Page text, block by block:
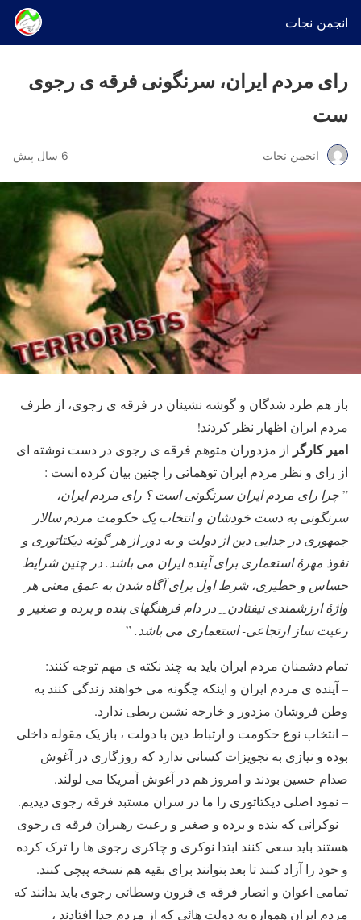
انجمن نجات
رای مردم ایران، سرنگونی فرقه ی رجوی
ست
انجمن نجات 6 سال پیش
باز هم طرد شدگان و گوشه نشینان در فرقه ی رجوی، از طرف
مردم ایران اظهار نظر کردند!
امیر کارگر از مزدوران متوهم فرقه ی رجوی در دست نوشته ای
از رای و نظر مردم ایران توهماتی را چنین بیان کرده است :
”چرا رای مردم ایران سرنگونی است ؟ رای مردم ایران،
سرنگونی به دست خودشان و انتخاب یک حکومت مردم سالار
جمهوری در جدایی دین از دولت و به دور از هر گونه دیکتاتوری و
نفوذ مهرۀ استعماری برای آینده ایران می باشد. در چنین شرایط
حساس و خطیری، شرط اول برای آگاه شدن به عمق معنی هر
واژۀ ارزشمندی نیفتادن ِ ِ در دام فرهنگهای بنده و برده و صغیر و
رعیت ساز ارتجاعی- استعماری می باشد.”
تمام دشمنان مردم ایران باید به چند نکته ی مهم توجه کنند:
– آینده ی مردم ایران و اینکه چگونه می خواهند زندگی کنند به
وطن فروشان مزدور و خارجه نشین ربطی ندارد.
– انتخاب نوع حکومت و ارتباط دین با دولت ، باز یک مقوله داخلی
بوده و نیازی به تجویزات کسانی ندارد که روزگاری در آغوش
صدام حسین بودند و امروز هم در آغوش آمریکا می لولند.
– نمود اصلی دیکتاتوری را ما در سران مستبد فرقه رجوی دیدیم.
– نوکرانی که بنده و برده و صغیر و رعیت رهبران فرقه ی رجوی
هستند باید سعی کنند ابتدا نوکری و چاکری رجوی ها را ترک کرده
و خود را آزاد کنند تا بعد بتوانند برای بقیه هم نسخه پیچی کنند.
تمامی اعوان و انصار فرقه ی قرون وسطائی رجوی باید بدانند که
مردم ایران همواره به دولت هائی که از مردم جدا افتادند ،